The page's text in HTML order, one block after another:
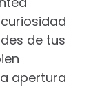
de tus
apertura